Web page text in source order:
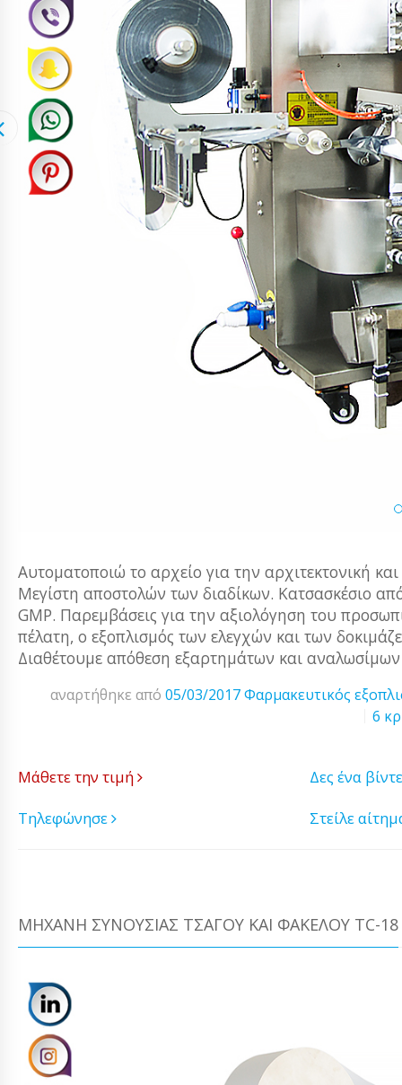
Αυτοματοποιώ το αρχείο για την αρχιτεκτονική
Μεγίστη αποστολών των διαδίκων. Κατσασκέσιο
GMP. Παρεμβάσεις για την αξιολόγηση του
πέλατη, ο εξοπλισμός των ελεγχών και των
Διαθέτουμε απόθεση εξαρτημάτων και
αναρτήθηκε από 05/03/2017 Φαρμακευτικός
6
Μάθετε την τιμή
Δες ένα
Τηλεφώνησε
Στείλε
ΜΗΧΑΝΉ ΣΥΝΟΥΣΊΑΣ ΤΣΆΓΟΥ ΚΑΙ ΦΑΚΈΛΟΥ TC-18